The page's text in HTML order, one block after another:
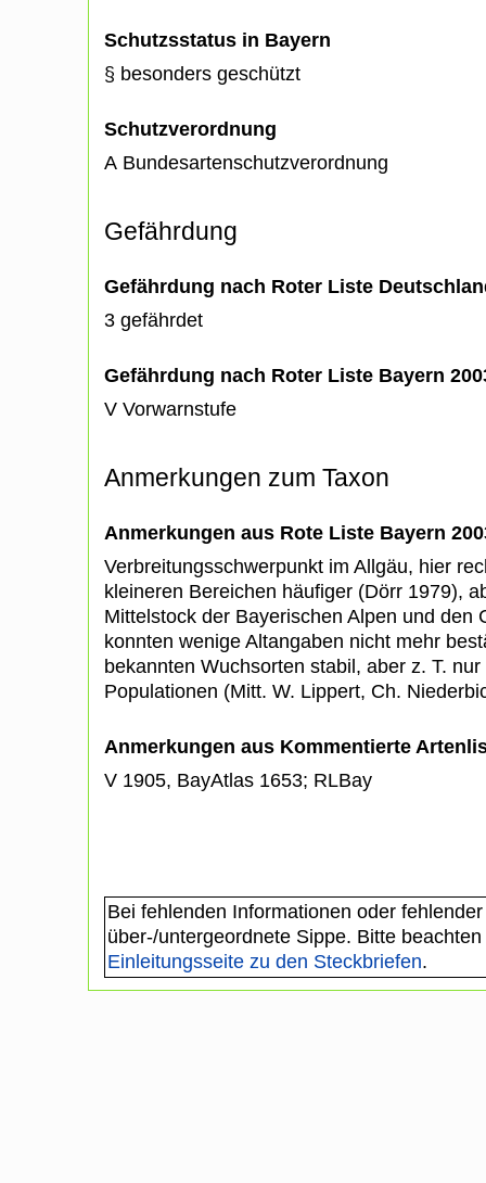
Schutzsstatus in Bayern
§ besonders geschützt
Schutzverordnung
A Bundesartenschutzverordnung
Gefährdung
Gefährdung nach Roter Liste
3 gefährdet
Gefährdung nach Roter Liste Bayern
V Vorwarnstufe
Anmerkungen zum Taxon
Anmerkungen aus Rote Liste Bayern
Verbreitungsschwerpunkt im Allgäu, hier
kleineren Bereichen häufiger (Dörr 1979),
Mittelstock der Bayerischen Alpen und den
konnten wenige Altangaben nicht mehr
bekannten Wuchsorten stabil, aber z. T.
Populationen (Mitt. W. Lippert, Ch.
Anmerkungen aus Kommentierte
V 1905, BayAtlas 1653; RLBay
Bei fehlenden Informationen oder
über-/untergeordnete Sippe. Bitte
Einleitungsseite zu den Steckbriefen.